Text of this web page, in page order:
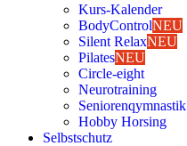
Kurs-Kalen­­der
Body­Con­trolNEU
Silent RelaxNEU
Pila­tesNEU
Cir­cle-eight
Neu­ro­trai­ning
Senio­ren­qym­nas­tik
Hob­by Hor­sing
Selbst­schutz